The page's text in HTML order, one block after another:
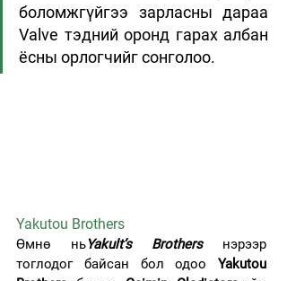
боломжгүйгээ зарласны дараа
Valve тэдний оронд гарах албан
ёсны орлогчийг сонголоо.
Yakutou Brothers
Өмнө ньYakult’s Brothers нэрээр
тоглодог байсан бол одоо Yakutou